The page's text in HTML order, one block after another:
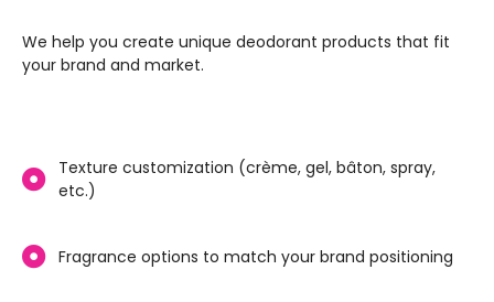
We help you create unique deodorant products that fit
your brand and market.
Texture customization (crème, gel, bâton, spray,
etc.)
Fragrance options to match your brand positioning